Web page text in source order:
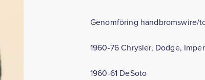
Genomföring handbromswire/
1960-76 Chrysler, Dodge,
1960-61 DeSoto